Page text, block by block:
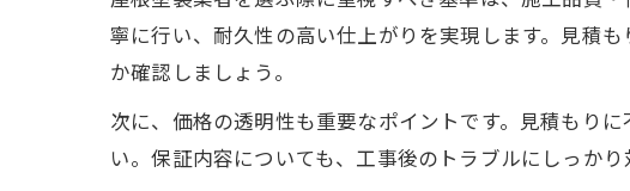
口
寧に行い、耐久性の高い仕上がりを実現します。見積
か確認しましょう。
次に、価格の透明性も重要なポイントです。見積もり
い。保証内容についても、工事後のトラブルにしっか